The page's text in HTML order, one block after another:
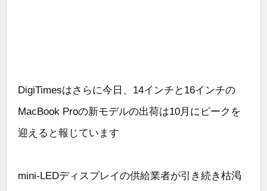
DigiTimesはさらに今日、14インチと16インチの
MacBook Proの新モデルの出荷は10月にピークを
迎えると報じています
mini-LEDディスプレイの供給業者が引き続き枯渇